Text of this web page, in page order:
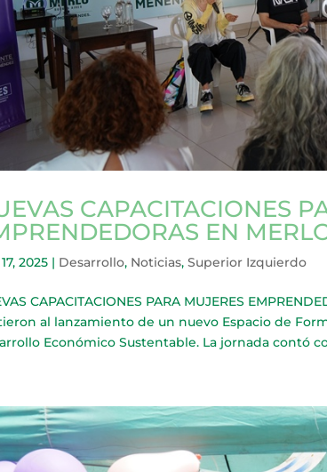
CAPACITACIONES
EN
2025 | Desarrollo, Noticias,Superior Izquierdo
CAPACITACIONES PARA MUJERES
al lanzamiento de un nuevo Espacio de
Económico Sustentable. La jornada contó